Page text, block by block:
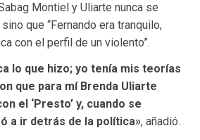
Montiel y Uliarte nunca se
que “Fernando era tranquilo,
con el perfil de un violento”.
lo que hizo; yo tenía mis teorías
que para mí Brenda Uliarte
el ‘Presto’ y, cuando se
a ir detrás de la política», añadió.